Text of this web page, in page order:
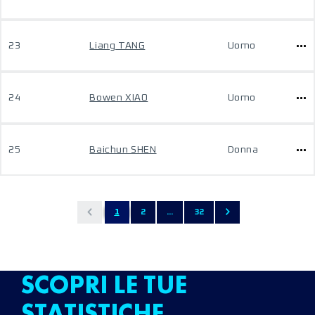
23 Liang TANG Uomo
24 Bowen XIAO Uomo
25 Baichun SHEN Donna
1 2 ... 32
SCOPRI LE TUE